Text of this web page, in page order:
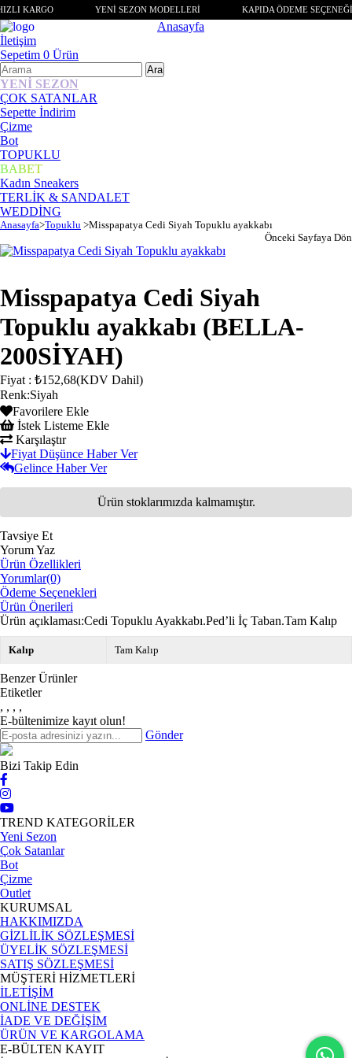
KARGO YENİ SEZON MODELLERİ KAPIDA ÖDEME SEÇENEĞİ
Anasayfa
İletişim
Sepetim 0 Ürün
YENİ SEZON
ÇOK SATANLAR
Sepette İndirim
Çizme
Bot
TOPUKLU
BABET
Kadın Sneakers
TERLİK & SANDALET
WEDDİNG
Anasayfa>Topuklu >Misspapatya Cedi Siyah Topuklu ayakkabı
Önceki Sayfaya Dön
Misspapatya Cedi Siyah
Topuklu ayakkabı (BELLA-
200SİYAH)
Fiyat : ₺152,68(KDV Dahil)
Renk:Siyah
Favorilere Ekle
İstek Listeme Ekle
Karşılaştır
Fiyat Düşünce Haber Ver
Gelince Haber Ver
Ürün stoklarımızda kalmamıştır.
Tavsiye Et
Yorum Yaz
Ürün Özellikleri
Yorumlar(0)
Ödeme Seçenekleri
Ürün Önerileri
Ürün açıklaması:Cedi Topuklu Ayakkabı.Ped’li İç Taban.Tam Kalıp
Kalıp Tam Kalıp
Benzer Ürünler
Etiketler
, , , ,
E-bültenimize kayıt olun!
Gönder
Bizi Takip Edin
TREND KATEGORİLER
Yeni Sezon
Çok Satanlar
Bot
Çizme
Outlet
KURUMSAL
HAKKIMIZDA
GİZLİLİK SÖZLEŞMESİ
ÜYELİK SÖZLEŞMESİ
SATIŞ SÖZLEŞMESİ
MÜŞTERİ HİZMETLERİ
İLETİŞİM
ONLİNE DESTEK
İADE VE DEĞİŞİM
ÜRÜN VE KARGOLAMA
E-BÜLTEN KAYIT